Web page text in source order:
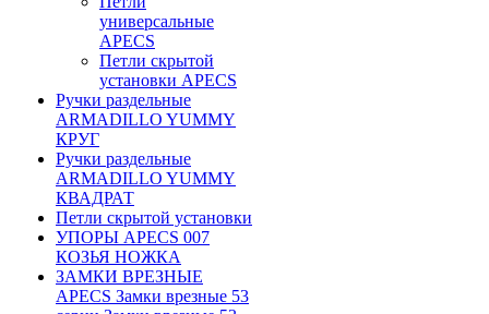
универсальные
APECS
Петли скрытой
установки APECS
Ручки раздельные
ARMADILLO YUMMY
КРУГ
Ручки раздельные
ARMADILLO YUMMY
КВАДРАТ
Петли скрытой установки
УПОРЫ APECS 007
КОЗЬЯ НОЖКА
ЗАМКИ ВРЕЗНЫЕ
APECS Замки врезные 53